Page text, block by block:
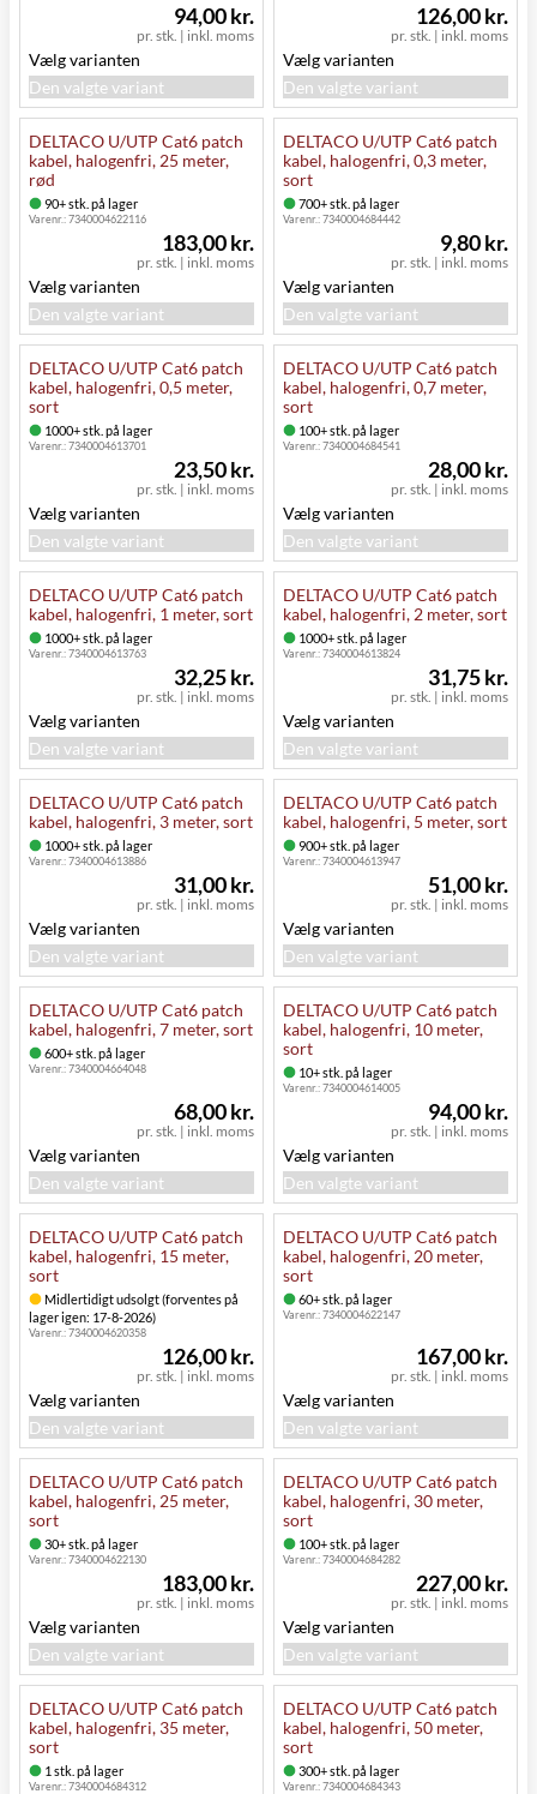
pr. stk. | inkl. moms
94,00 kr.
Vælg varianten
Den valgte variant
pr. stk. | inkl. moms
126,00 kr.
Vælg varianten
Den valgte variant
DELTACO U/UTP Cat6 patch
kabel, halogenfri, 25 meter,
rød
90+ stk. på lager
Varenr.:7340004622116
pr. stk. | inkl. moms
183,00 kr.
Vælg varianten
Den valgte variant
DELTACO U/UTP Cat6 patch
kabel, halogenfri, 0,3 meter,
sort
700+ stk. på lager
Varenr.:7340004684442
pr. stk. | inkl. moms
9,80 kr.
Vælg varianten
Den valgte variant
DELTACO U/UTP Cat6 patch
kabel, halogenfri, 0,5 meter,
sort
1000+ stk. på lager
Varenr.:7340004613701
pr. stk. | inkl. moms
23,50 kr.
Vælg varianten
Den valgte variant
DELTACO U/UTP Cat6 patch
kabel, halogenfri, 0,7 meter,
sort
100+ stk. på lager
Varenr.:7340004684541
pr. stk. | inkl. moms
28,00 kr.
Vælg varianten
Den valgte variant
DELTACO U/UTP Cat6 patch
kabel, halogenfri, 1 meter, sort
1000+ stk. på lager
Varenr.:7340004613763
pr. stk. | inkl. moms
32,25 kr.
Vælg varianten
Den valgte variant
DELTACO U/UTP Cat6 patch
kabel, halogenfri, 2 meter, sort
1000+ stk. på lager
Varenr.:7340004613824
pr. stk. | inkl. moms
31,75 kr.
Vælg varianten
Den valgte variant
DELTACO U/UTP Cat6 patch
kabel, halogenfri, 3 meter, sort
1000+ stk. på lager
Varenr.:7340004613886
pr. stk. | inkl. moms
31,00 kr.
Vælg varianten
Den valgte variant
DELTACO U/UTP Cat6 patch
kabel, halogenfri, 5 meter, sort
900+ stk. på lager
Varenr.:7340004613947
pr. stk. | inkl. moms
51,00 kr.
Vælg varianten
Den valgte variant
DELTACO U/UTP Cat6 patch
kabel, halogenfri, 7 meter, sort
600+ stk. på lager
Varenr.:7340004664048
pr. stk. | inkl. moms
68,00 kr.
Vælg varianten
Den valgte variant
DELTACO U/UTP Cat6 patch
kabel, halogenfri, 10 meter,
sort
10+ stk. på lager
Varenr.:7340004614005
pr. stk. | inkl. moms
94,00 kr.
Vælg varianten
Den valgte variant
DELTACO U/UTP Cat6 patch
kabel, halogenfri, 15 meter,
sort
Midlertidigt udsolgt (forventes på
lager igen: 17-8-2026)
Varenr.:7340004620358
pr. stk. | inkl. moms
126,00 kr.
Vælg varianten
Den valgte variant
DELTACO U/UTP Cat6 patch
kabel, halogenfri, 20 meter,
sort
60+ stk. på lager
Varenr.:7340004622147
pr. stk. | inkl. moms
167,00 kr.
Vælg varianten
Den valgte variant
DELTACO U/UTP Cat6 patch
kabel, halogenfri, 25 meter,
sort
30+ stk. på lager
Varenr.:7340004622130
pr. stk. | inkl. moms
183,00 kr.
Vælg varianten
Den valgte variant
DELTACO U/UTP Cat6 patch
kabel, halogenfri, 30 meter,
sort
100+ stk. på lager
Varenr.:7340004684282
pr. stk. | inkl. moms
227,00 kr.
Vælg varianten
Den valgte variant
DELTACO U/UTP Cat6 patch
kabel, halogenfri, 35 meter,
sort
1 stk. på lager
Varenr.:7340004684312
DELTACO U/UTP Cat6 patch
kabel, halogenfri, 50 meter,
sort
300+ stk. på lager
Varenr.:7340004684343